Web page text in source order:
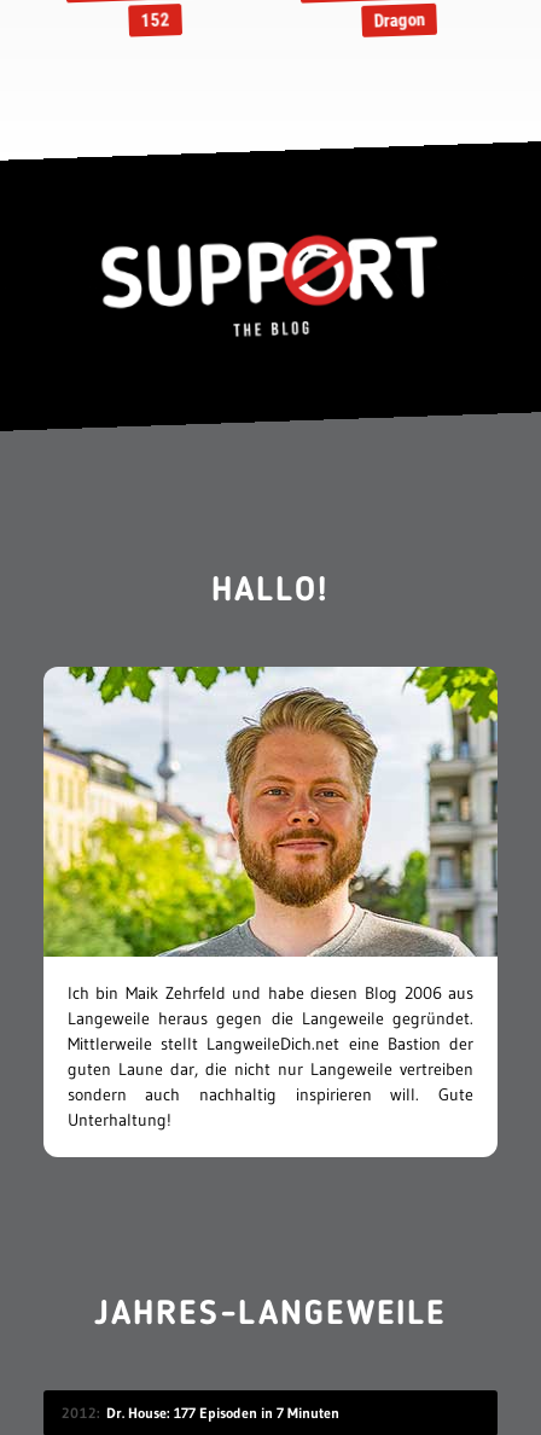
152 Dragon
HALLO!
Ich bin Maik Zehrfeld und habe diesen Blog 2006 aus
Langeweile heraus gegen die Langeweile gegründet.
Mittlerweile stellt LangweileDich.net eine Bastion der
guten Laune dar, die nicht nur Langeweile vertreiben
sondern auch nachhaltig inspirieren will. Gute
Unterhaltung!
JAHRES-LANGEWEILE
2012 Dr. House: 177 Episoden in 7 Minuten